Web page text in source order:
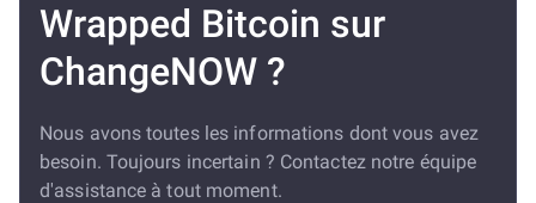
Wrapped Bitcoin sur
ChangeNOW ?
Nous avons toutes les informations dont vous avez
besoin. Toujours incertain ? Contactez notre équipe
d'assistance à tout moment.